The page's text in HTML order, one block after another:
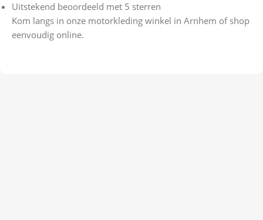
Uitstekend beoordeeld met 5 sterren
Kom langs in onze motorkleding winkel in Arnhem of shop
eenvoudig online.